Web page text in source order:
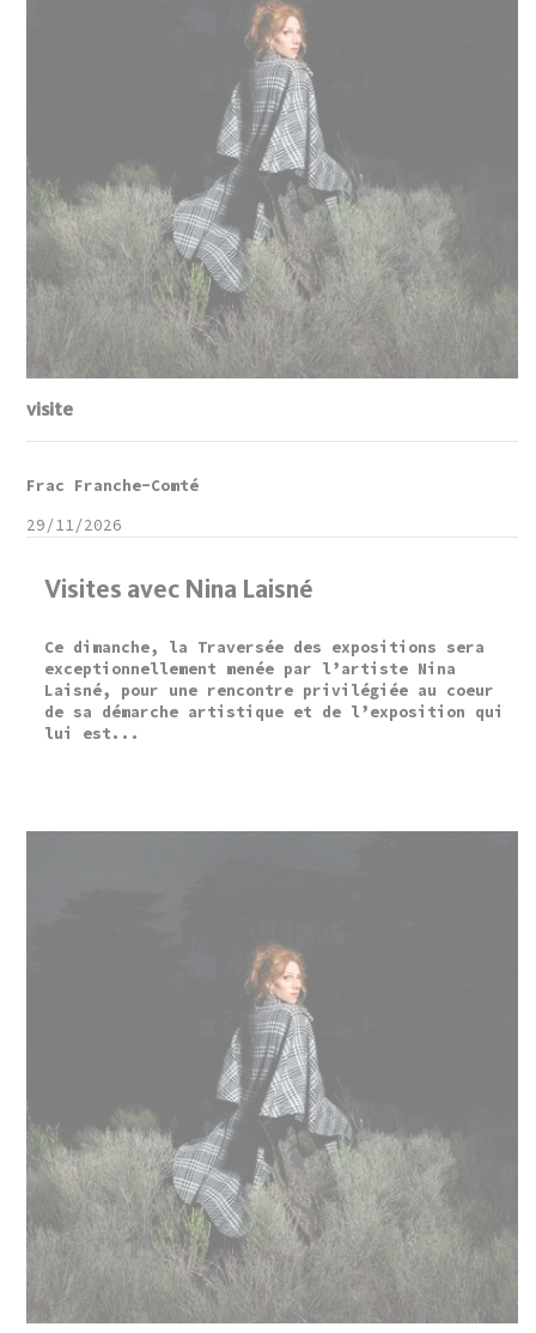
visite
Visites avec Nina Laisné
Ce dimanche, la Traversée des expositions sera
exceptionnellement menée par l’artiste Nina
Laisné, pour une rencontre privilégiée au coeur
de sa démarche artistique et de l’exposition qui
lui est...
Frac Franche-Comté
29/11/2026